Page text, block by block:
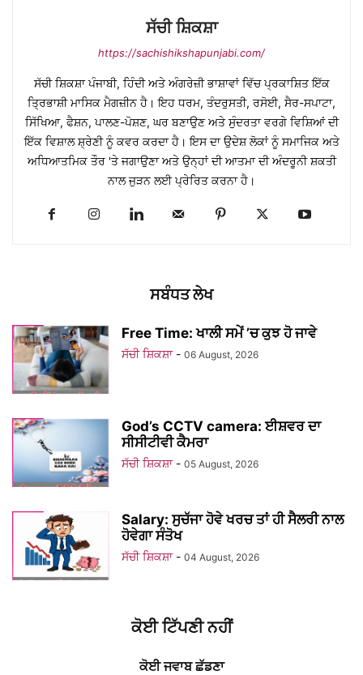
ਸੱਚੀ ਸ਼ਿਕਸ਼ਾ
https://sachishikshapunjabi.com/
ਸੱਚੀ ਸ਼ਿਕਸ਼ਾ ਪੰਜਾਬੀ, ਹਿੰਦੀ ਅਤੇ ਅੰਗਰੇਜ਼ੀ ਭਾਸ਼ਾਵਾਂ ਵਿੱਚ ਪ੍ਰਕਾਸ਼ਿਤ ਇੱਕ
ਤ੍ਰਿਭਾਸ਼ੀ ਮਾਸਿਕ ਮੈਗਜ਼ੀਨ ਹੈ। ਇਹ ਧਰਮ, ਤੰਦਰੁਸਤੀ, ਰਸੋਈ, ਸੈਰ-ਸਪਾਟਾ,
ਸਿੱਖਿਆ, ਫੈਸ਼ਨ, ਪਾਲਣ-ਪੋਸ਼ਣ, ਘਰ ਬਣਾਉਣ ਅਤੇ ਸੁੰਦਰਤਾ ਵਰਗੇ ਵਿਸ਼ਿਆਂ ਦੀ
ਇੱਕ ਵਿਸ਼ਾਲ ਸ਼੍ਰੇਣੀ ਨੂੰ ਕਵਰ ਕਰਦਾ ਹੈ। ਇਸ ਦਾ ਉਦੇਸ਼ ਲੋਕਾਂ ਨੂੰ ਸਮਾਜਿਕ ਅਤੇ
ਅਧਿਆਤਮਿਕ ਤੌਰ 'ਤੇ ਜਗਾਉਣਾ ਅਤੇ ਉਨ੍ਹਾਂ ਦੀ ਆਤਮਾ ਦੀ ਅੰਦਰੂਨੀ ਸ਼ਕਤੀ
ਨਾਲ ਜੁੜਨ ਲਈ ਪ੍ਰੇਰਿਤ ਕਰਨਾ ਹੈ।
ਸਬੰਧਤ ਲੇਖ
Free Time: ਖਾਲੀ ਸਮੇਂ ’ਚ ਕੁਝ ਹੋ ਜਾਵੇ
ਸੱਚੀ ਸ਼ਿਕਸ਼ਾ - 06 August, 2026
God’s CCTV camera: ਈਸ਼ਵਰ ਦਾ
ਸੀਸੀਟੀਵੀ ਕੈਮਰਾ
ਸੱਚੀ ਸ਼ਿਕਸ਼ਾ - 05 August, 2026
Salary: ਸੁਚੱਜਾ ਹੋਵੇ ਖਰਚ ਤਾਂ ਹੀ ਸੈਲਰੀ ਨਾਲ
ਹੋਵੇਗਾ ਸੰਤੋਖ
ਸੱਚੀ ਸ਼ਿਕਸ਼ਾ - 04 August, 2026
ਕੋਈ ਟਿੱਪਣੀ ਨਹੀਂ
ਕੋਈ ਜਵਾਬ ਛੱਡਣਾ